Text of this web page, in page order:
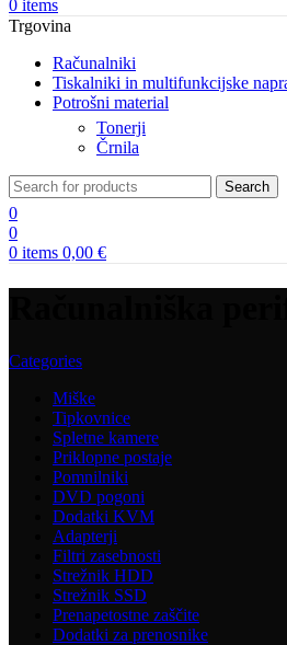
0 items
Trgovina
Računalniki
Tiskalniki in multifunkcijske
Potrošni material
Tonerji
Črnila
Search
0
0
0 items 0,00 €
Categories
Miške
Tipkovnice
Spletne kamere
Priklopne postaje
Pomnilniki
DVD pogoni
Dodatki KVM
Adapterji
Filtri zasebnosti
Strežnik HDD
Strežnik SSD
Prenapetostne zaščite
Dodatki za prenosnike